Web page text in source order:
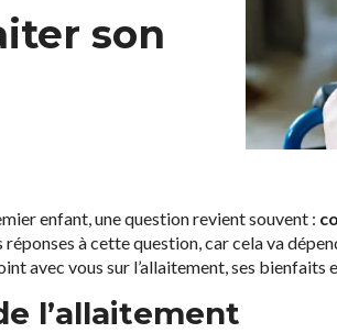
son
enfant, une question revient souvent :
à cette question, car cela va
avec vous sur l’allaitement, ses bienfaits
l’allaitement